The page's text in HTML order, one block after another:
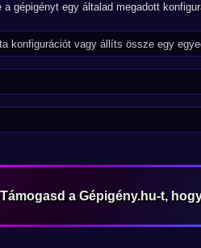
a gépigényt egy általad megadott
Támogasd a Gépigény.hu-t,